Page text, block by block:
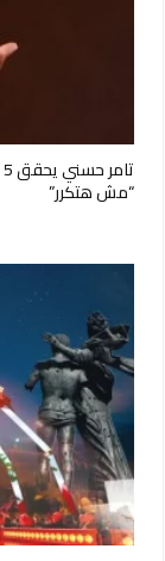
“مش هتكرر”